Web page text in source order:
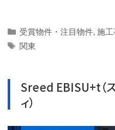
Categories
受賞物件・注目物件, 施工
Tags
関東
Sreed EBISU+t（
ィ）